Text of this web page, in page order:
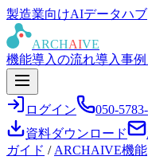
製造業向けAIデータハブ
ARCHAIVE
機能導入の流れ導入事例
ログイン 050-
資料ダウンロード
ガイド / ARCHAIVE機能